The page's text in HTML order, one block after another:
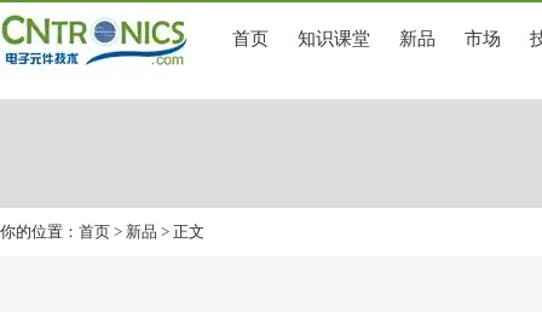
首页 知识课堂 新品 市场
你的位置： 首页 > 新品 > 正文